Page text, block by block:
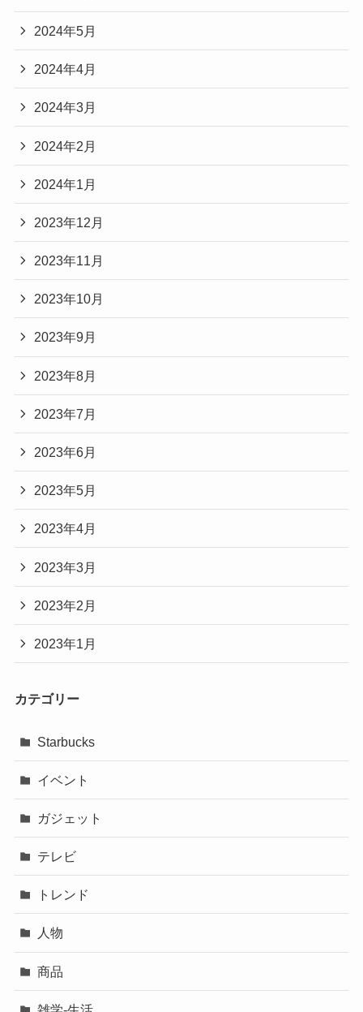
2024年5月
2024年4月
2024年3月
2024年2月
2024年1月
2023年12月
2023年11月
2023年10月
2023年9月
2023年8月
2023年7月
2023年6月
2023年5月
2023年4月
2023年3月
2023年2月
2023年1月
カテゴリー
Starbucks
イベント
ガジェット
テレビ
トレンド
人物
商品